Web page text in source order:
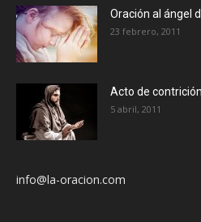
Oración al ángel
23 febrero, 2011
Acto de contrición
5 abril, 2011
info@la-oracion.com